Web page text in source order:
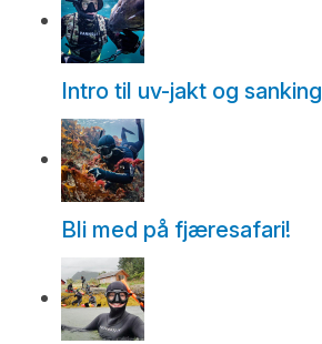
Intro til uv-jakt og sanking
Bli med på fjæresafari!